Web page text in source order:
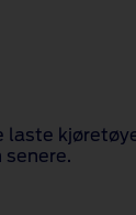
laste
senere.